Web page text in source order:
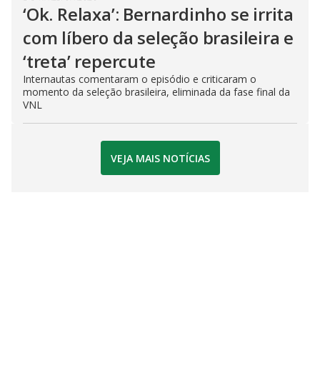
‘Ok. Relaxa’: Bernardinho se irrita
com líbero da seleção brasileira e
‘treta’ repercute
Internautas comentaram o episódio e criticaram o
momento da seleção brasileira, eliminada da fase final da
VNL
VEJA MAIS NOTÍCIAS